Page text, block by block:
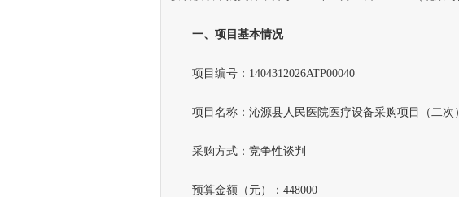
一、项目基本情况
项目编号：1404312026ATP00040
项目名称：沁源县人民医院医疗设备采购项目（二次）
采购方式：竞争性谈判
预算金额（元）：448000